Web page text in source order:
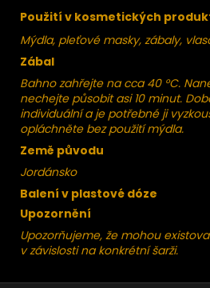
Použití v kosmetických
Mýdla, pleťové masky, zábaly,
Zábal
Bahno zahřejte na cca 40 °C.
nechejte působit asi 10 minut.
individuální a je potřebné ji
opláchněte bez použití mýdla.
Země původu
Jordánsko
Balení v plastové dóze
Upozornění
Upozorňujeme, že mohou
v závislosti na konkrétní šarži.